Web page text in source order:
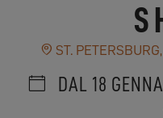
ST.
DAL 18